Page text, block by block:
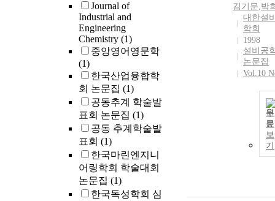
Journal of
Industrial and
Engineering
Chemistry (1)
중앙영어영문학
(1)
한국산업융합학
회 논문집 (1)
공동추계 학술발
표회 논문집 (1)
공동 추계학술발
표회 (1)
한국마린엔지니
어링학회 학술대회
논문집 (1)
한국독성학회 심
김기문,박
대한설
학회
1998
설비공
논문집
Vol.10
원
문
보
기